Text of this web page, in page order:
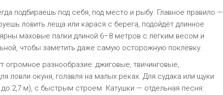
подбираешь под себя, под место и рыбу. Главное правило —
ловить леща или карася с берега, подойдёт длинное
маховые палки длиной 6–8 метров с легким весом и
чтобы заметить даже самую осторожную поклёвку.
огромное разнообразие: джиговые, твичинговые,
ловли окуня, голавля на малых реках. Для судака или щуки
2,7 м), с быстрым строем. Катушки — отдельная песня: